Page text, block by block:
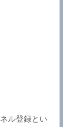
ル登録とい